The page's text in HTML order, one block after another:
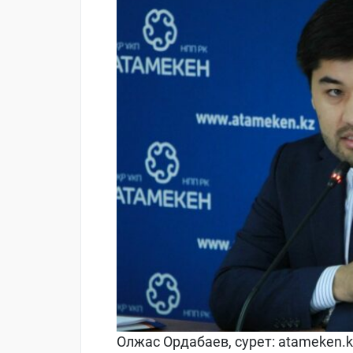
Олжас Ордабаев, сурет: